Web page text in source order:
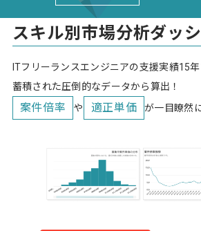
スキル別市場分析ダッ
ITフリーランスエンジニアの支援実績15
蓄積された圧倒的なデータから算出！
案件倍率 や 適正単価 が一目瞭然